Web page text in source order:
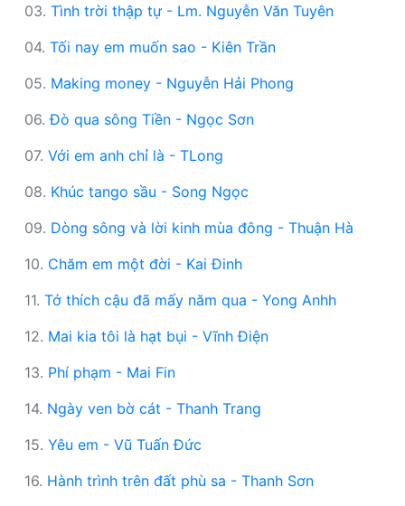
03. Tình trời thập tự - Lm. Nguyễn Văn Tuyên
04. Tối nay em muốn sao - Kiên Trần
05. Making money - Nguyễn Hải Phong
06.Đò qua sông Tiền - Ngọc Sơn
07. Với em anh chỉ là - TLong
08. Khúc tango sầu - Song Ngọc
09. Dòng sông và lời kinh mùa đông - Thuận Hà
10. Chăm em một đời - Kai Đinh
11. Tớ thích cậu đã mấy năm qua - Yong Anhh
12. Mai kia tôi là hạt bụi - Vĩnh Điện
13. Phí phạm - Mai Fin
14. Ngày ven bờ cát - Thanh Trang
15. Yêu em - Vũ Tuấn Đức
16. Hành trình trên đất phù sa - Thanh Sơn